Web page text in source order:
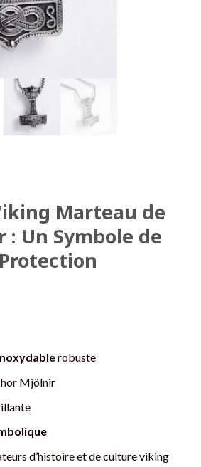
Marteau de
Un Symbole de
robuste
Mjölnir
d’histoire et de culture viking